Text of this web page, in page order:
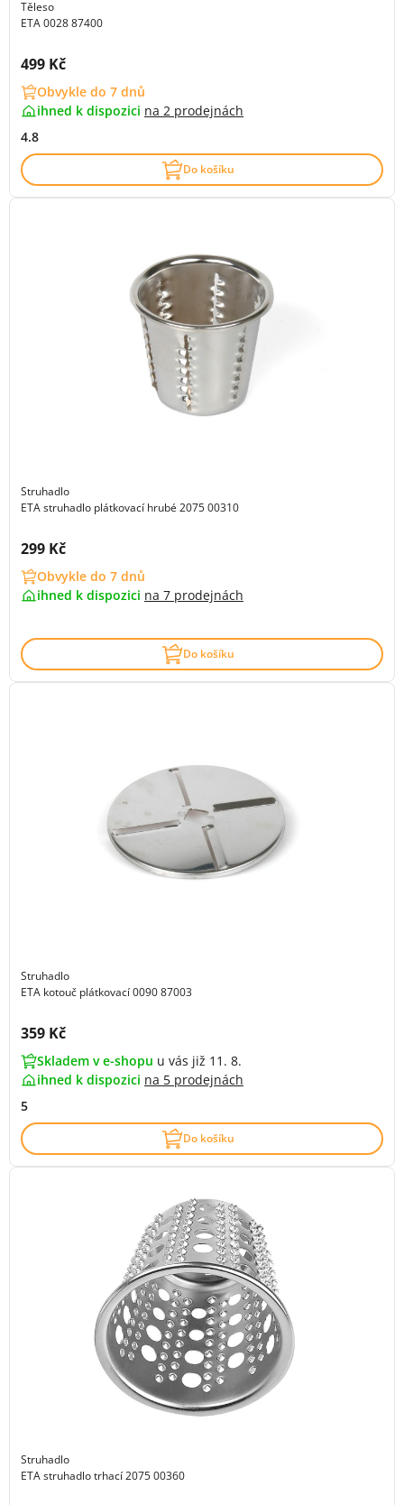
Těleso
ETA 0028 87400
Cena s DPH:
499 Kč
Obvykle do 7 dnů
ihned k dispozici na 2 prodejnách
4.8
Do košíku
Struhadlo
ETA struhadlo plátkovací hrubé 2075 00310
Cena s DPH:
299 Kč
Obvykle do 7 dnů
ihned k dispozici na 7 prodejnách
Do košíku
Struhadlo
ETA kotouč plátkovací 0090 87003
Cena s DPH:
359 Kč
Skladem v e-shopu u vás již 11. 8.
ihned k dispozici na 5 prodejnách
5
Do košíku
Struhadlo
ETA struhadlo trhací 2075 00360